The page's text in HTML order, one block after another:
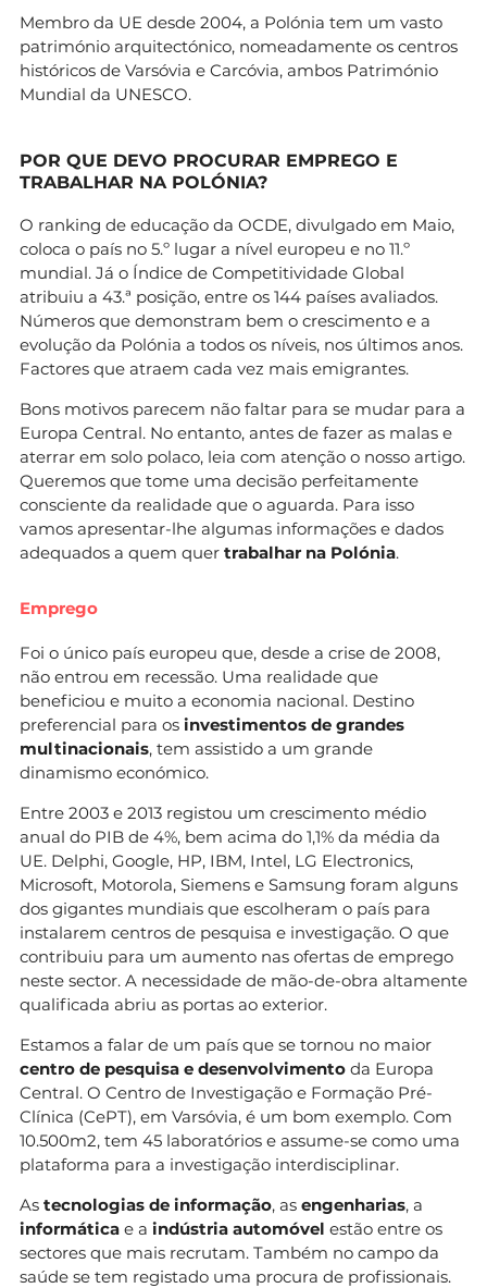
Membro da UE desde 2004, a Polónia tem um vasto
património arquitectónico, nomeadamente os centros
históricos de Varsóvia e Carcóvia, ambos Património
Mundial da UNESCO.
POR QUE DEVO PROCURAR EMPREGO E
TRABALHAR NA POLÓNIA?
O ranking de educação da OCDE, divulgado em Maio,
coloca o país no 5.º lugar a nível europeu e no 11.º
mundial. Já o Índice de Competitividade Global
atribuiu a 43.ª posição, entre os 144 países avaliados.
Números que demonstram bem o crescimento e a
evolução da Polónia a todos os níveis, nos últimos anos.
Factores que atraem cada vez mais emigrantes.
Bons motivos parecem não faltar para se mudar para a
Europa Central. No entanto, antes de fazer as malas e
aterrar em solo polaco, leia com atenção o nosso artigo.
Queremos que tome uma decisão perfeitamente
consciente da realidade que o aguarda. Para isso
vamos apresentar-lhe algumas informações e dados
adequados a quem quer trabalhar na Polónia.
Emprego
Foi o único país europeu que, desde a crise de 2008,
não entrou em recessão. Uma realidade que
beneficiou e muito a economia nacional. Destino
preferencial para os investimentos de grandes
multinacionais, tem assistido a um grande
dinamismo económico.
Entre 2003 e 2013 registou um crescimento médio
anual do PIB de 4%, bem acima do 1,1% da média da
UE. Delphi, Google, HP, IBM, Intel, LG Electronics,
Microsoft, Motorola, Siemens e Samsung foram alguns
dos gigantes mundiais que escolheram o país para
instalarem centros de pesquisa e investigação. O que
contribuiu para um aumento nas ofertas de emprego
neste sector. A necessidade de mão-de-obra altamente
qualificada abriu as portas ao exterior.
Estamos a falar de um país que se tornou no maior
centro de pesquisa e desenvolvimento da Europa
Central. O Centro de Investigação e Formação Pré-
Clínica (CePT), em Varsóvia, é um bom exemplo. Com
10.500m2, tem 45 laboratórios e assume-se como uma
plataforma para a investigação interdisciplinar.
As tecnologias de informação, as engenharias, a
informática e a indústria automóvel estão entre os
sectores que mais recrutam. Também no campo da
saúde se tem registado uma procura de profissionais.